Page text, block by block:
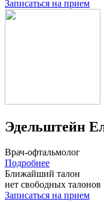
Записаться на прием
Эдельштейн
Врач-офтальмолог
Подробнее
Ближайший талон
нет свободных талонов
Записаться на прием